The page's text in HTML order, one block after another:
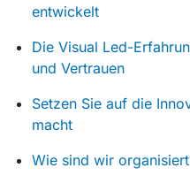
entwickelt
Die Visual Led-
und Vertrauen
Setzen Sie auf die
macht
Wie sind wir